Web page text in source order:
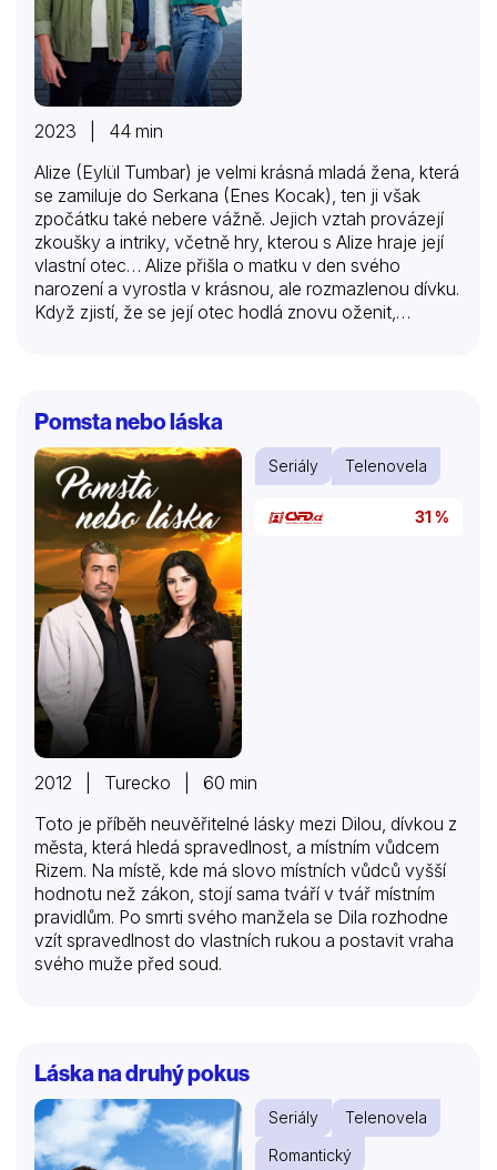
2023 | 44 min
Alize (Eylül Tumbar) je velmi krásná mladá žena, která
se zamiluje do Serkana (Enes Kocak), ten ji však
zpočátku také nebere vážně. Jejich vztah provázejí
zkoušky a intriky, včetně hry, kterou s Alize hraje její
vlastní otec… Alize přišla o matku v den svého
narození a vyrostla v krásnou, ale rozmazlenou dívku.
Když zjistí, že se její otec hodlá znovu oženit,
Pomsta nebo láska
Seriály Telenovela
31 %
2012 | Turecko | 60 min
Toto je příběh neuvěřitelné lásky mezi Dilou, dívkou z
města, která hledá spravedlnost, a místním vůdcem
Rizem. Na místě, kde má slovo místních vůdců vyšší
hodnotu než zákon, stojí sama tváří v tvář místním
pravidlům. Po smrti svého manžela se Dila rozhodne
vzít spravedlnost do vlastních rukou a postavit vraha
svého muže před soud.
Láska na druhý pokus
Seriály
Telenovela
Romantický